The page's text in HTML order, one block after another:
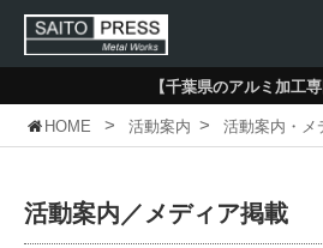
【千葉県のアルミ加工
HOME > 活動案内 > 活動案内・メ
活動案内／メディア掲載